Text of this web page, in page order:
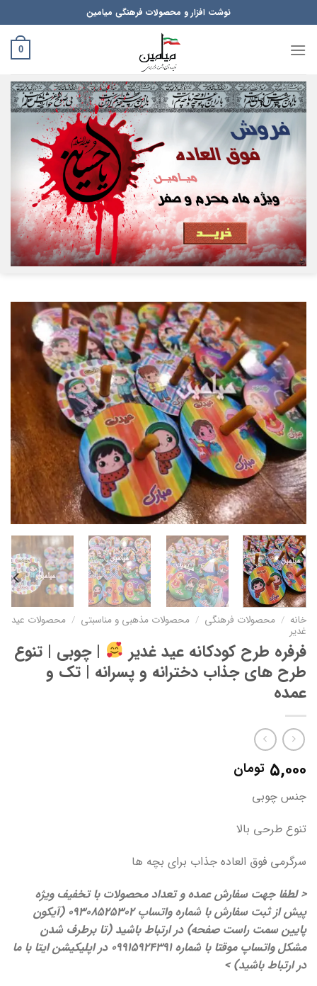
to
content
نوشت افزار و محصولات فرهنگی میامین
0
خانه / محصولات فرهنگی / محصولات مذهبی و مناسبتی / محصولات عید
غدیر
فرفره طرح کودکانه عید غدیر
| چوبی | تنوع
طرح های جذاب دخترانه و پسرانه | تک و
عمده
۵,۰۰۰ تومان
جنس چوبی
تنوع طرحی بالا
سرگرمی فوق العاده جذاب برای بچه ها
< لطفا جهت سفارش عمده و تعداد محصولات با تخفیف ویژه
پیش از ثبت سفارش با شماره واتساپ 09308525302 (آیکون
پایین سمت راست صفحه) در ارتباط باشید (تا برطرف شدن
مشکل واتساپ موقتا با شماره 09915924391 در اپلیکیشن ایتا با ما
در ارتباط باشید) >